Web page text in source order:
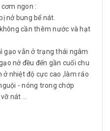
ngon :
nở bung bể nát.
cần thêm nước và hạt
gạo vẫn ở trạng thái ngâm
nở đều đến gần cuối chu
ở nhiệt độ cực cao ,làm ráo
- nóng trong chớp
nát ...